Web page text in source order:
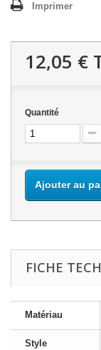
Imprimer
12,05 €
Quantité
Ajouter au
FICHE
Matériau
Style